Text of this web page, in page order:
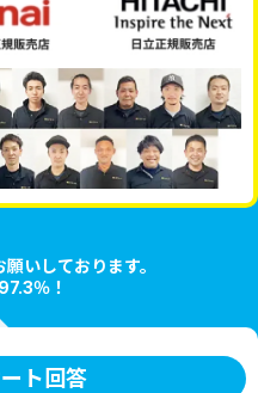
いしております。
％！
ト回答